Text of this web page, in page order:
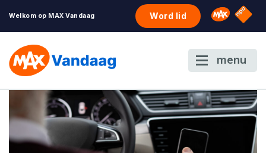
Welkom op MAX Vandaag Word lid Omroep
NPO
menu